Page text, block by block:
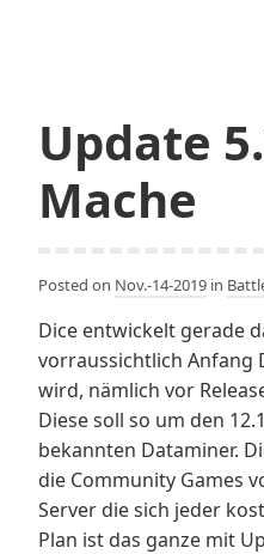
Update
Mache
Posted on Nov.-14-2019 in
Dice entwickelt gerade
vorraussichtlich Anfang
wird, nämlich vor
Diese soll so um den
bekannten Dataminer.
die Community Games
Server die sich jeder
Plan ist das ganze mit